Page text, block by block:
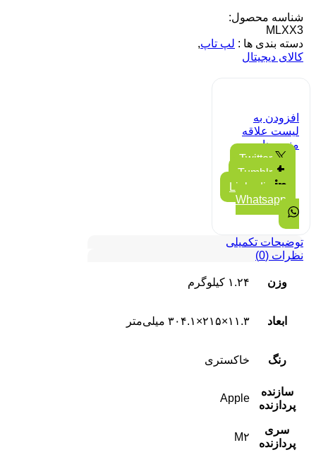
شناسه محصول:
MLXX3
دسته بندی ها : لپ تاپ,
کالای دیجیتال
افزودن به
لیست علاقه
مندی ها
Twitter
Tumblr
Linkedin
Whatsapp
توضیحات تکمیلی
نظرات (0)
وزن ۱.۲۴ کیلوگرم
ابعاد ۱۱.۳×۲۱۵×۳۰۴.۱ میلی‌متر
رنگ خاکستری
سازنده
پردازنده
Apple
سری
پردازنده
M۲